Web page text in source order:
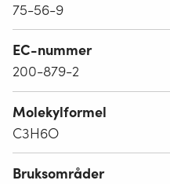
75-56-9
EC-nummer
200-879-2
Molekylformel
C3H6O
Bruksområder